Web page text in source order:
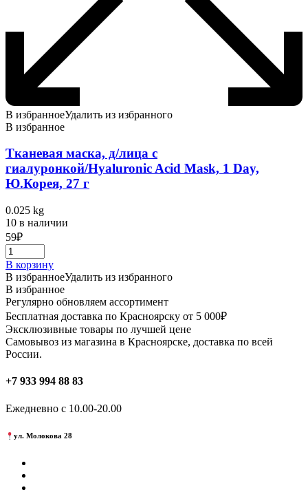
В избранноеУдалить из избранного
В избранное
Тканевая маска, д/лица с
гиалуронкой/Hyaluronic Acid Mask, 1 Day,
Ю.Корея, 27 г
0.025 kg
10 в наличии
59₽
В корзину
В избранноеУдалить из избранного
В избранное
Регулярно обновляем ассортимент
Бесплатная доставка по Красноярску от 5 000₽
Эксклюзивные товары по лучшей цене
Самовывоз из магазина в Красноярске, доставка по всей
России.
+7 933 994 88 83
Ежедневно с 10.00-20.00
ул. Молокова 28